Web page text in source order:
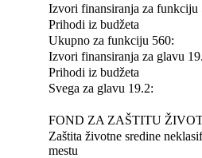
Izvori finansiranja za funkciju
Prihodi iz budžeta
Ukupno za funkciju 560:
Izvori finansiranja za glavu
Prihodi iz budžeta
Svega za glavu 19.2:
FOND ZA ZAŠTITU
Zaštita životne sredine
mestu